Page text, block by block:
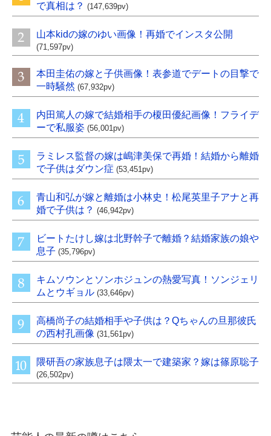
で真相は？ (147,639pv)
山本kidの嫁のゆい画像！再婚でインスタ公開
(71,597pv)
本田圭佑の嫁と子供画像！表参道でデートの目撃で
一時騒然 (67,932pv)
内田篤人の嫁で結婚相手の榎田優紀画像！フライデ
ーで私服姿 (56,001pv)
ラミレス監督の嫁は嶋津美保で再婚！結婚から離婚
で子供はダウン症 (53,451pv)
青山和弘が嫁と離婚は小林史！松尾英里子アナと再
婚で子供は？ (46,942pv)
ビートたけし嫁は北野幹子で離婚？結婚家族の娘や
息子 (35,796pv)
キムソウンとソンホジュンの熱愛写真！ソンジェリ
ムとウギョル (33,646pv)
高橋尚子の結婚相手や子供は？Qちゃんの旦那彼氏
の西村孔画像 (31,561pv)
隈研吾の家族息子は隈太一で建築家？嫁は篠原聡子
(26,502pv)